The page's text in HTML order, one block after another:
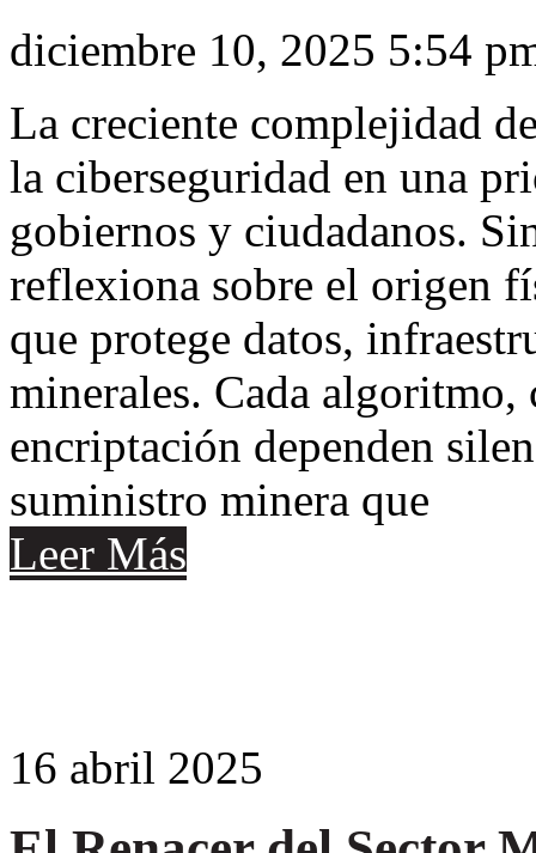
diciembre 10, 2025 5:54
La creciente complejidad
la ciberseguridad en una
gobiernos y ciudadanos.
reflexiona sobre el origen
que protege datos,
minerales. Cada algoritmo,
encriptación dependen
suministro minera que
Leer Más
16 abril 2025